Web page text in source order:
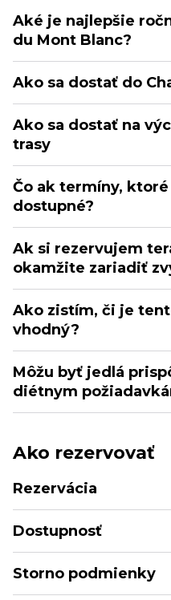
Aké je najlepšie
du Mont Blanc?
Ako sa dostať do
Ako sa dostať na
trasy
Čo ak termíny,
dostupné?
Ak si rezervujem
okamžite zariadiť
Ako zistím, či je
vhodný?
Môžu byť jedlá
diétnym
Ako rezervovať
Rezervácia
Dostupnosť
Storno podmienky